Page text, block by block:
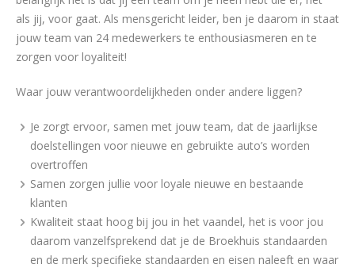
als jij, voor gaat. Als mensgericht leider, ben je daarom in staat
jouw team van 24 medewerkers te enthousiasmeren en te
zorgen voor loyaliteit!
Waar jouw verantwoordelijkheden onder andere liggen?
Je zorgt ervoor, samen met jouw team, dat de jaarlijkse
doelstellingen voor nieuwe en gebruikte auto’s worden
overtroffen
Samen zorgen jullie voor loyale nieuwe en bestaande
klanten
Kwaliteit staat hoog bij jou in het vaandel, het is voor jou
daarom vanzelfsprekend dat je de Broekhuis standaarden
en de merk specifieke standaarden en eisen naleeft en waar